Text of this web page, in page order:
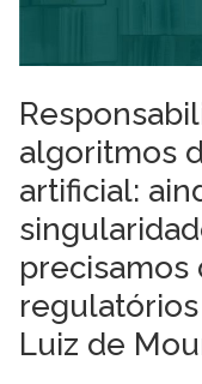
algoritmos
artificial:
precisamos
Luiz de